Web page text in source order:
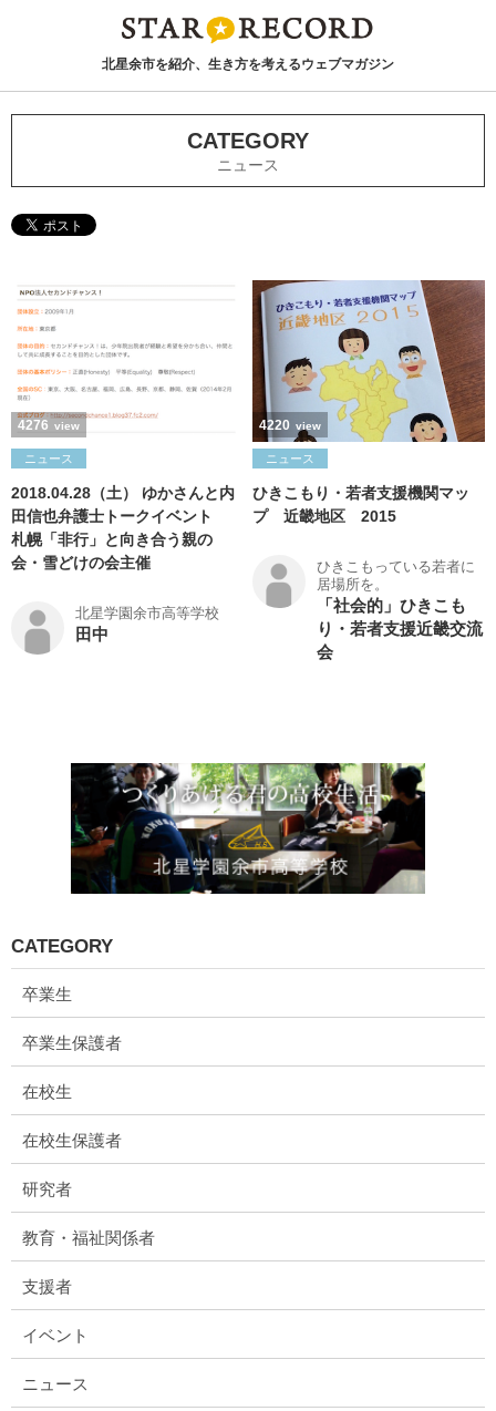
北星余市を紹介、生き方を考えるウェブマガジン
CATEGORY
ニュース
ニュース
2018.04.28（土） ゆかさんと内
田信也弁護士トークイベント
札幌「非行」と向き合う親の
会・雪どけの会主催
4276 view
北星学園余市高等学校
田中
ニュース
ひきこもり・若者支援機関マッ
プ 近畿地区 2015
4220 view
ひきこもっている若者に
居場所を。
「社会的」ひきこも
り・若者支援近畿交流
会
CATEGORY
卒業生
卒業生保護者
在校生
在校生保護者
研究者
教育・福祉関係者
支援者
イベント
ニュース